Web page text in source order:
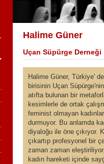
Halime Güner
Uçan Süpürge Derneği
Halime Güner, Türkiye'
birisinin Uçan
atıfta bulunan bir
kesimlerle de ortak
feminist olmayan
durmuyor. Bu anlamda
diyaloğu ile öne çıkıyor.
çıkartıp profesyonel bir
zaman zaman
kadın hareketi içinde